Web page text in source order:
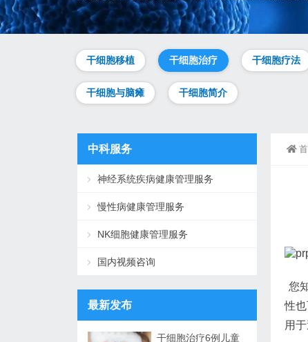
干细胞移植 干细胞治疗 干细胞疗法
干细胞与脑瘫 干细胞简介
您
性
用
中科服务
神经系统疾病健康管理服务
慢性病健康管理服务
NK细胞健康管理服务
国内视频咨询
最新发布
干细胞治疗6例儿童